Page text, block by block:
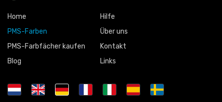
Home
PMS-Farben
PMS-Farbfächer kaufen
Blog
Hilfe
Über uns
Kontakt
Links